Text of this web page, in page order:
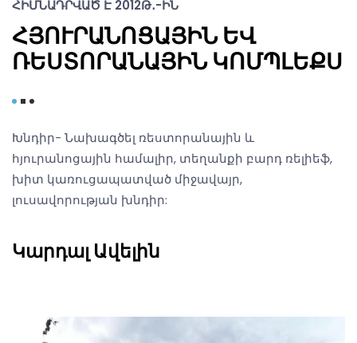
ՀԻՄՆԱԴՐՎԱԾ Է 2012Թ․-ԻՆ
ՀՅՈՒՐԱՆՈՑԱՅԻՆ ԵՎ
ՌԵՍՏՈՐԱՆԱՅԻՆ ԿՈՄՊԼԵՔՍ
Խնդիր- Նախագծել ռեստորանային և
հյուրանոցային համալիր, տեղանքի բարդ ռելիեֆ,
խիտ կառուցապատված միջավայր,
լուսավորության խնդիր:
Կարդալ Ավելին